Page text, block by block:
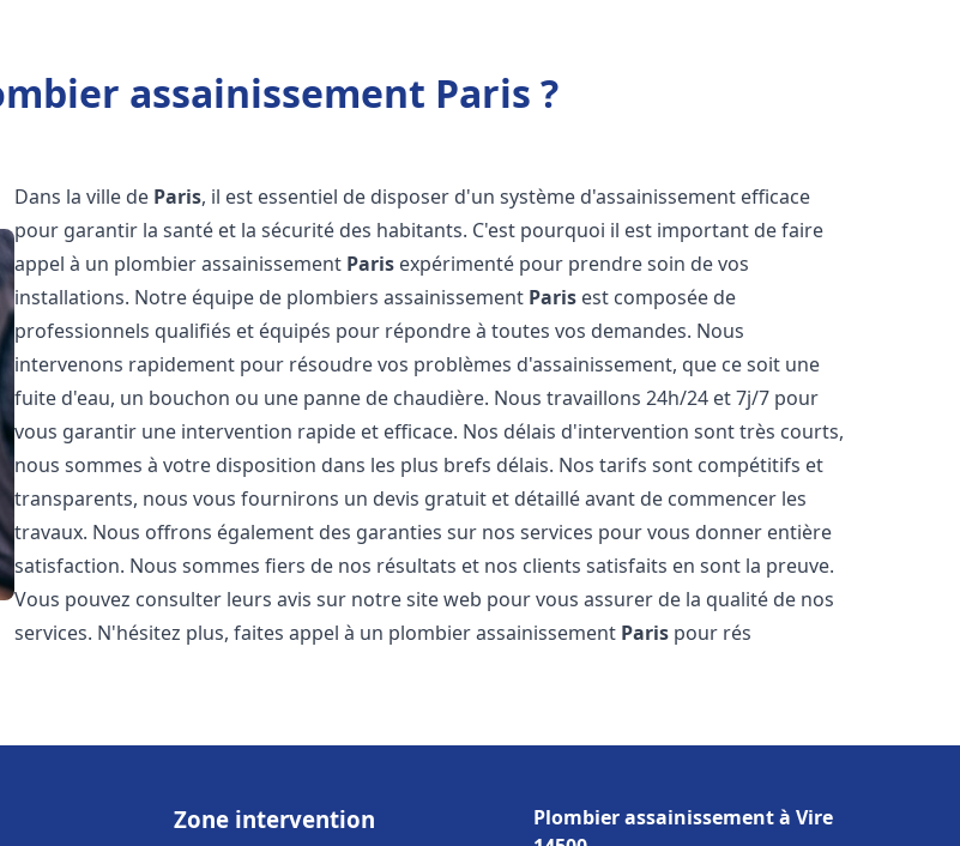
assainissement Paris ?
Dans la ville de Paris, il est essentiel de disposer d'un système d'assainissement efficace
pour garantir la santé et la sécurité des habitants. C'est pourquoi il est important de faire
appel à un plombier assainissement Paris expérimenté pour prendre soin de vos
installations. Notre équipe de plombiers assainissement Paris est composée de
professionnels qualifiés et équipés pour répondre à toutes vos demandes. Nous
intervenons rapidement pour résoudre vos problèmes d'assainissement, que ce soit une
fuite d'eau, un bouchon ou une panne de chaudière. Nous travaillons 24h/24 et 7j/7 pour
vous garantir une intervention rapide et efficace. Nos délais d'intervention sont très courts,
nous sommes à votre disposition dans les plus brefs délais. Nos tarifs sont compétitifs et
transparents, nous vous fournirons un devis gratuit et détaillé avant de commencer les
travaux. Nous offrons également des garanties sur nos services pour vous donner entière
satisfaction. Nous sommes fiers de nos résultats et nos clients satisfaits en sont la preuve.
Vous pouvez consulter leurs avis sur notre site web pour vous assurer de la qualité de nos
services. N'hésitez plus, faites appel à un plombier assainissement Paris pour rés
Zone intervention
Plombier assainissement à Vire